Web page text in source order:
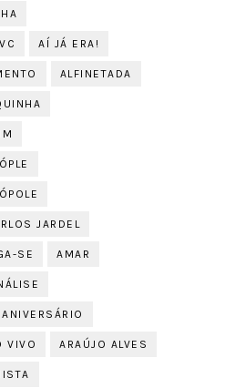
AÍ JÁ ERA!
ALFINETADA
JARDEL
SE AMAR
ANIVERSÁRIO
VIVO ARAÚJO ALVES